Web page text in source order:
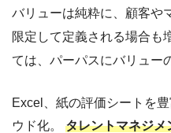
バリューは純粋に、顧客や
限定して定義される場合も
ては、パーパスにバリュー
Excel、紙の評価シートを
ウド化。 タレントマネジメ